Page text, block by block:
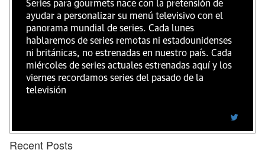
Series para gourmets nace con la pretensión de
ayudar a personalizar su menú televisivo con el
panorama mundial de series. Cada lunes
hablaremos de series remotas ni estadounidenses
ni británicas, no estrenadas en nuestro país. Cada
miércoles de series actuales estrenadas aquí y los
viernes recordamos series del pasado de la
televisión
Recent Posts